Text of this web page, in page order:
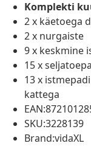
Komplekti
2 x käetoega
2 x nurgaiste
9 x keskmine
15 x
13 x
kattega
SKU:3228139
Brand:vidaXL